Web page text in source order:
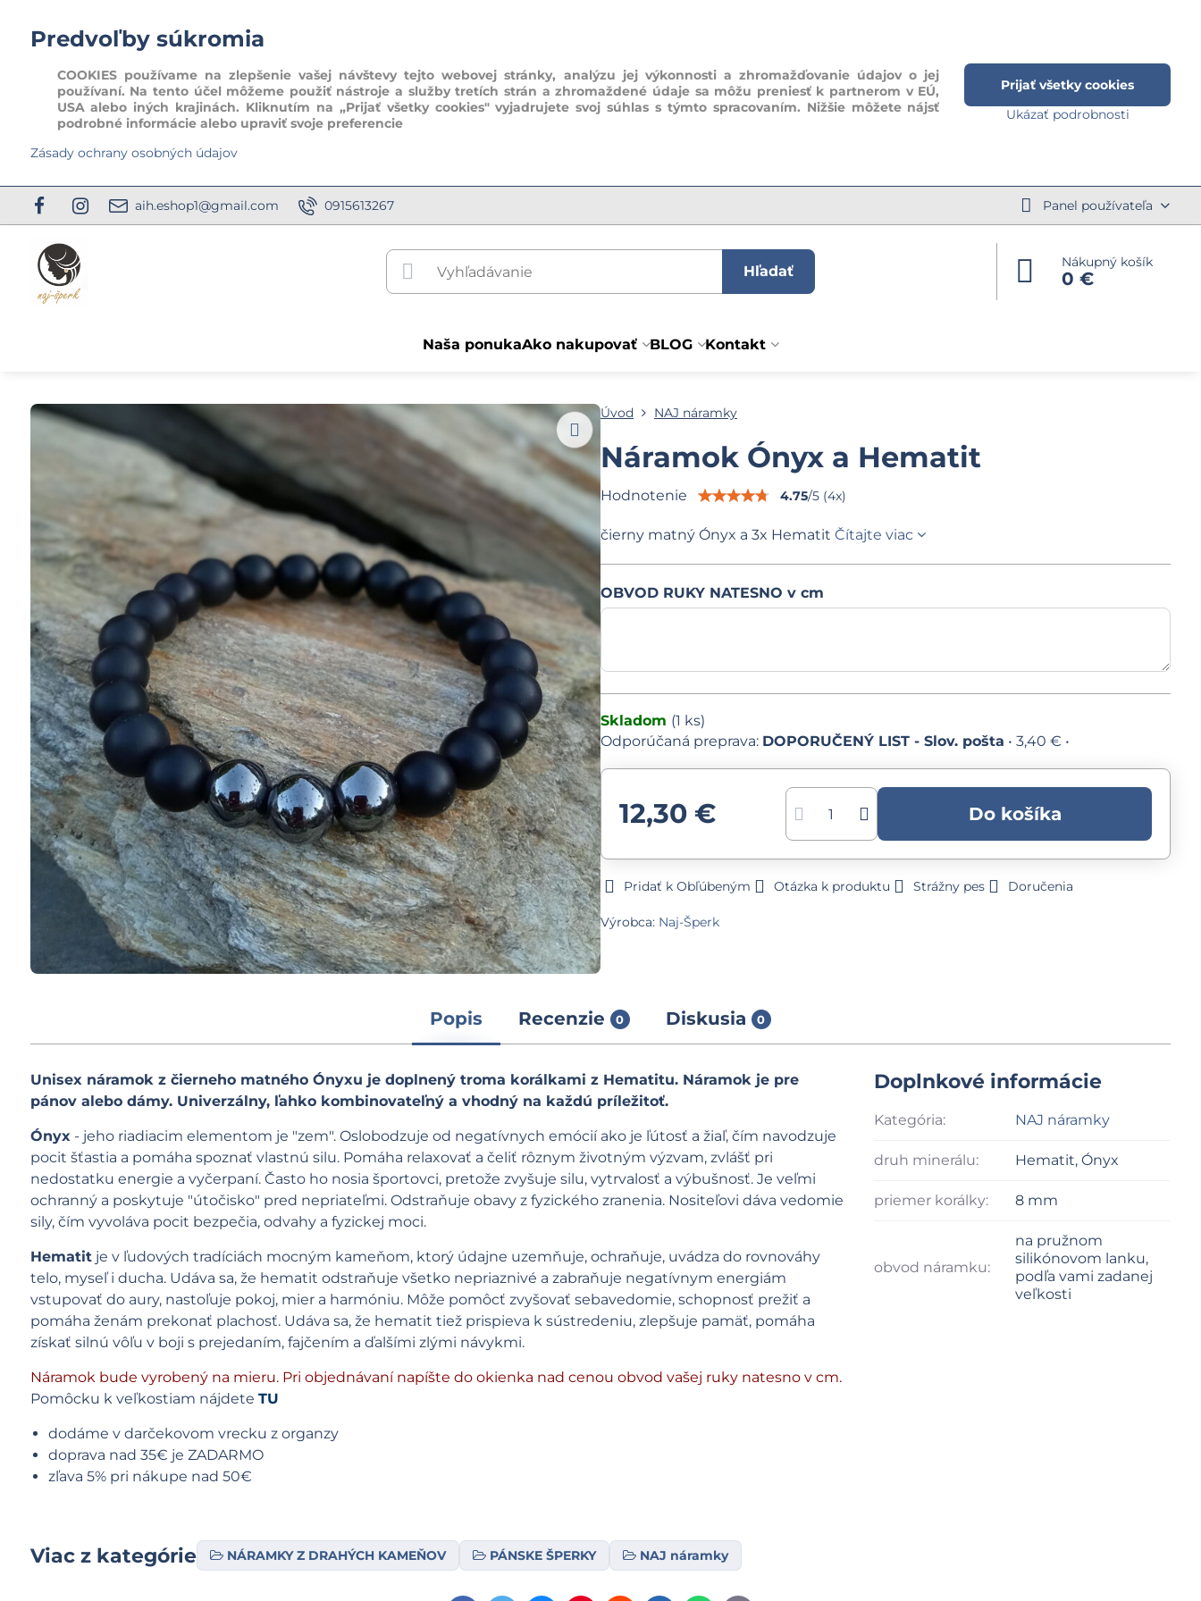
aih.eshop1@gmail.com 0915613267 Panel používateľa
Hľadať
Nákupný košík
0 €
Naša ponukaAko nakupovať BLOG Kontakt
Úvod NAJ náramky
Náramok Ónyx a Hematit
Hodnotenie 4.75/5(4x)
čierny matný Ónyx a 3x Hematit Čítajte viac
OBVOD RUKY NATESNO v cm
Skladom (1 ks)
DOPORUČENÝ LIST - Slov. pošta • 3,40 € •
12,30 € Do košíka
Pridať k Obľúbeným Otázka k produktu Strážny pes Doručenia
Výrobca: Naj-Šperk
Popis Recenzie 0 Diskusia 0
Unisex náramok z čierneho matného Ónyxu je doplnený troma korálkami z Hematitu. Náramok je pre
pánov alebo dámy. Univerzálny, ľahko kombinovateľný a vhodný na každú príležitoť.
Ónyx- jeho riadiacim elementom je "zem". Oslobodzuje od negatívnych emócií ako je ľútosť a žiaľ, čím navodzuje
pocit šťastia a pomáha spoznať vlastnú silu. Pomáha relaxovať a čeliť rôznym životným výzvam, zvlášť pri
nedostatku energie a vyčerpaní. Často ho nosia športovci, pretože zvyšuje silu, vytrvalosť a výbušnosť. Je veľmi
ochranný a poskytuje "útočisko" pred nepriateľmi. Odstraňuje obavy z fyzického zranenia. Nositeľovi dáva vedomie
sily, čím vyvoláva pocit bezpečia, odvahy a fyzickej moci.
Hematitje v ľudových tradíciách mocným kameňom, ktorý údajne uzemňuje, ochraňuje, uvádza do rovnováhy
telo, myseľ i ducha. Udáva sa, že hematit odstraňuje všetko nepriaznivé a zabraňuje negatívnym energiám
vstupovať do aury, nastoľuje pokoj, mier a harmóniu. Môže pomôcť zvyšovať sebavedomie, schopnosť prežiť a
pomáha ženám prekonať plachosť. Udáva sa, že hematit tiež prispieva k sústredeniu, zlepšuje pamäť, pomáha
získať silnú vôľu v boji s prejedaním, fajčením a ďalšími zlými návykmi.
Náramok bude vyrobený na mieru. Pri objednávaní napíšte do okienka nad cenou obvod vašej ruky natesno v cm.
Pomôcku k veľkostiam nájdete TU
dodáme v darčekovom vrecku z organzy
doprava nad 35€ je ZADARMO
zľava 5% pri nákupe nad 50€
Viac z kategórie NÁRAMKY Z DRAHÝCH KAMEŇOV PÁNSKE ŠPERKY NAJ náramky
Doplnkové informácie
Kategória: NAJ náramky
druh minerálu: Hematit, Ónyx
priemer korálky: 8 mm
obvod náramku:
na pružnom
silikónovom lanku,
podľa vami zadanej
veľkosti
Predvoľby súkromia
COOKIES používame na zlepšenie vašej návštevy tejto webovej stránky, analýzu jej výkonnosti a zhromažďovanie údajov o jej
používaní. Na tento účel môžeme použiť nástroje a služby tretích strán a zhromaždené údaje sa môžu preniesť k partnerom v EÚ,
USA alebo iných krajinách. Kliknutím na „Prijať všetky cookies" vyjadrujete svoj súhlas s týmto spracovaním. Nižšie môžete nájsť
podrobné informácie alebo upraviť svoje preferencie
Zásady ochrany osobných údajov
Ukázať podrobnosti
Prijať všetky cookies